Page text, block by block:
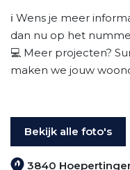
ℹ️ Wens je meer
dan nu op het
💻 Meer projecten?
maken we jouw
3840
Bekijk alle foto's